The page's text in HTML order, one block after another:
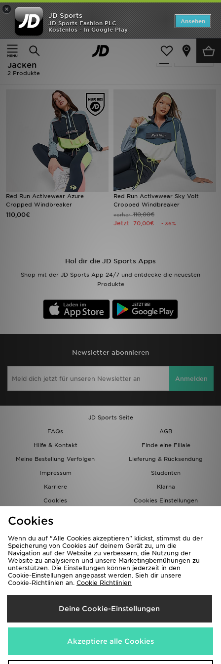
×
JD Sports
JD Sports Fashion PLC
Kostenlos - In Google Play
Ansehen
Home
Frauen
Verfeinern
Frauen - Blau Red Run Activewear
Jacken
2 Produkte
Red Run Activewear Azure
Cropped Windbreaker
110,00€
Red Run Activewear Sky Volt
Cropped Windbreaker
vorher110,00€
Jetzt 70,00€ - 36%
Hol dir die JD Sports Apps
Shop mit der JD Sports App 24/7 und entdecke die neuesten
Produkte
Newsletter abonnieren
Anmelden
JD Sports Seite
FAQs
AGB
Hilfe & Kontakt
Finde eine Filiale
Meine Bestellung Verfolgen
Lieferung & Rücksendung
Impressum
Studenten
Karriere
Klarna
Cookies
Cookies Einstellungen
Lieferung Nach
Deutschland
Wir akzeptieren folgende Zahlungsmethoden
ANGEBOTE
Neuheiten
Herren
Marken
Sport
Geschenkgutschein
Studenten
Cookies
Wenn du auf "Alle Cookies akzeptieren" klickst, stimmst du der
Speicherung von Cookies auf deinem Gerät zu, um die
Navigation auf der Website zu verbessern, die Nutzung der
Website zu analysieren und unsere Marketingbemühungen zu
unterstützen. Die Einstellungen können jederzeit in den
Cookie-Einstellungen angepasst werden. Sieh dir unsere
Cookie-Richtlinien an. Cookie Richtlinien
Deine Cookie-Einstellungen
Akzeptiere alle Cookies